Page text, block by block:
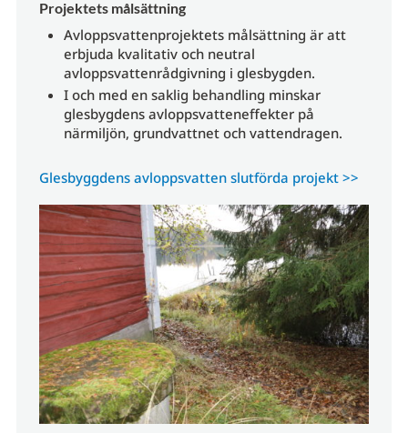
Projektets målsättning
Avloppsvattenprojektets målsättning är att
erbjuda kvalitativ och neutral
avloppsvattenrådgivning i glesbygden.
I och med en saklig behandling minskar
glesbygdens avloppsvatteneffekter på
närmiljön, grundvattnet och vattendragen.
Glesbyggdens avloppsvatten slutförda projekt >>